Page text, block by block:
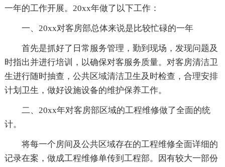
一年的工作开展。20xx年做了以下工作：
一、20xx对客房部总体来说是比较忙碌的一年
首先是抓好了日常服务管理，勤到现场，发现问题及
时指出并进行培训，以确保对客服务质量。对客房清洁卫
生进行随时抽查，公共区域清洁卫生及时检查，合理安排
计划卫生，做好设施设备的维护保养工作。
二、20xx年对客房部区域的工程维修做了全面的统
计。
将每一个房间及公共区域存在的工程维修全面详细的
记录在案，做成工程维修单传到工程部。因有较大一部份